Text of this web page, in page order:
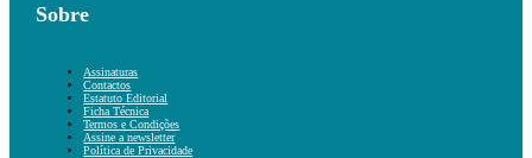
Sobre
Assinaturas
Contactos
Estatuto Editorial
Ficha Técnica
Termos e Condições
Assine a newsletter
Política de Privacidade